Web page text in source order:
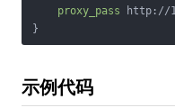
proxy_pass http://
}
示例代码